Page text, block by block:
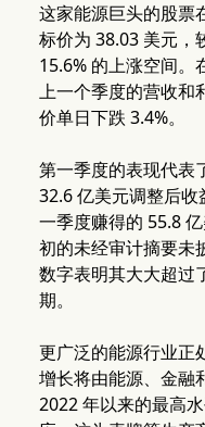
这家能源巨头的股票
标价为 38.03 美元，
15.6% 的上涨空间。
上一个季度的营收和
价单日下跌 3.4%。
第一季度的表现代表
32.6 亿美元调整后
一季度赚得的 55.8
初的未经审计摘要未
数字表明其大大超过
期。
更广泛的能源行业正
增长将由能源、金融
2022 年以来的最高